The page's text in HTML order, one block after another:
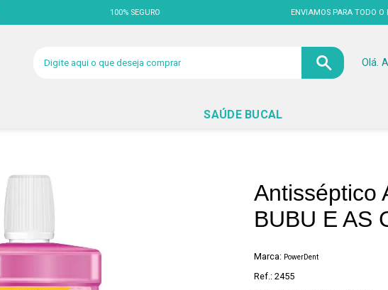
100% SEGURO ENVIAMOS PARA TODO O
Olá.
SAÚDE BUCAL
Antisséptico
BUBU E AS
Marca: PowerDent
Ref.: 2455